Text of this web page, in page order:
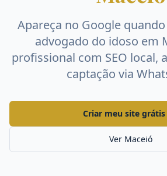
Apareça no Google
advogado do idoso em
profissional com SEO local,
captação via
Criar meu site grátis
Ver Maceió